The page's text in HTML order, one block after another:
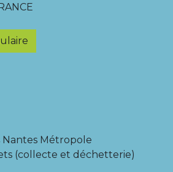
Nantes Métropole
(collecte et déchetterie)